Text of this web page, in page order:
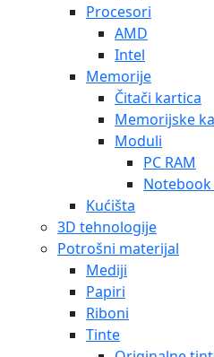
Procesori
AMD
Intel
Memorije
Čitači kartica
Memorijske
Moduli
PC RAM
Notebook
Kućišta
3D tehnologije
Potrošni materijal
Mediji
Papiri
Riboni
Tinte